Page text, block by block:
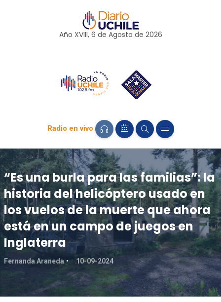
Año XVIII, 6 de Agosto de 2026
Radio en vivo
“Es una burla para las familias”: la
historia del helicóptero usado en
los vuelos de la muerte que ahora
está en un campo de juegos en
Inglaterra
Fernanda Araneda 10-09-2024